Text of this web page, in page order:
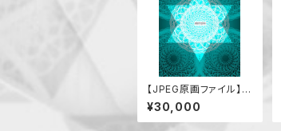
【JPEG原画ファイル】ま
もる
¥30,000